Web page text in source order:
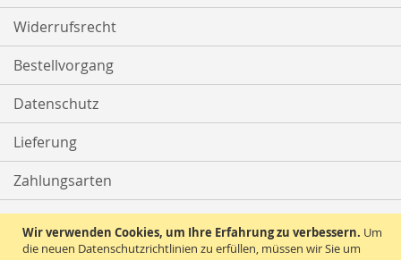
Wir verwenden Cookies, um Ihre Erfahrung zu verbessern. Um
die neuen Datenschutzrichtlinien zu erfüllen, müssen wir Sie um
Widerrufsrecht
Bestellvorgang
Datenschutz
Lieferung
Zahlungsarten
Kontakt